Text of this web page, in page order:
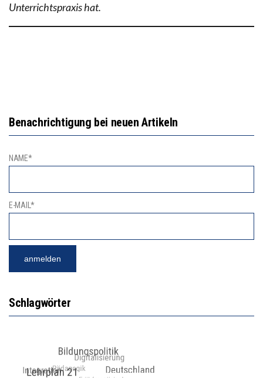
Unterrichtspraxis hat.
Benachrichtigung bei neuen Artikeln
NAME*
E-MAIL*
Schlagwörter